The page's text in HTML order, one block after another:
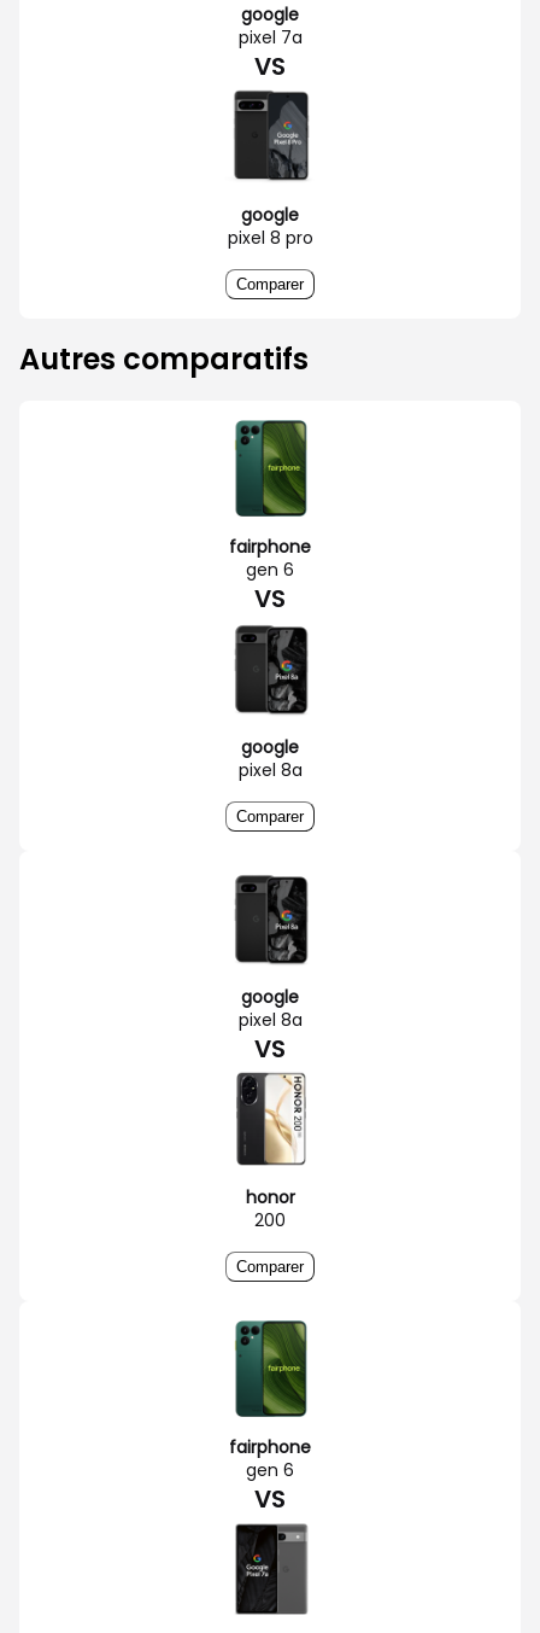
google
pixel 7a
VS
google
pixel 8 pro
Comparer
Autres comparatifs
fairphone
gen 6
VS
google
pixel 8a
Comparer
google
pixel 8a
VS
honor
200
Comparer
fairphone
gen 6
VS